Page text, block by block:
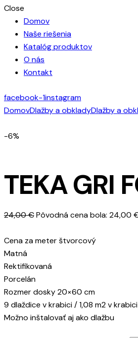
Close
Domov
Naše riešenia
Katalóg produktov
O nás
Kontakt
facebook-1instagram
DomovDlažby a obkladyDlažby a
-6%
TEKA GRI
24,00€Pôvodná cena bola: 24,00
Cena za meter štvorcový
Matná
Rektifikovaná
Porcelán
Rozmer dosky 20×60 cm
9 dlaždice v krabici / 1,08 m2 v krabici
Možno inštalovať aj ako dlažbu